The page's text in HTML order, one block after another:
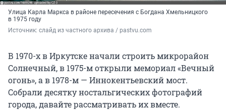
Улица Карла Маркса в районе пересечения с Богдана Хмельницкого
в 1975 году
Источник: слайд из частного архива / pastvu.com
В 1970-х в Иркутске начали строить микрорайон
Солнечный, в 1975-м открыли мемориал «Вечный
огонь», а в 1978-м — Иннокентьевский мост.
Собрали десятку ностальгических фотографий
города, давайте рассматривать их вместе.